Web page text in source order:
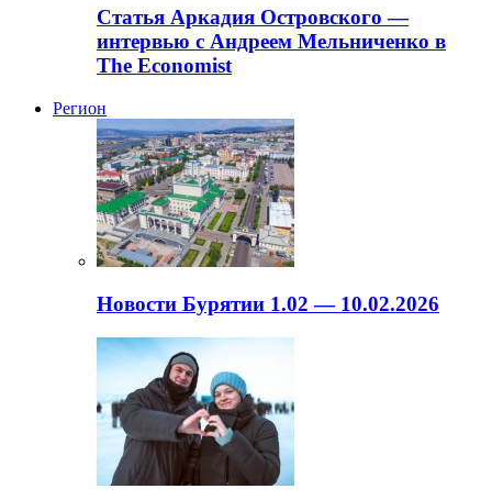
Статья Аркадия Островского —
интервью с Андреем Мельниченко в
The Economist
Регион
Новости Бурятии 1.02 — 10.02.2026